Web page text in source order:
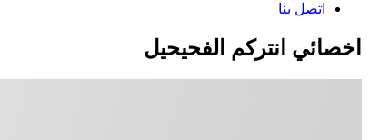
اتصل بنا
اخصائي انتركم الفحيحيل